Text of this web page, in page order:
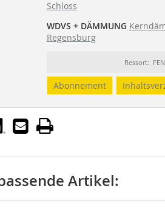
Schloss
WDVS + DÄMMUNG
Regensburg
Ressort:
Abonnement
Artikel: